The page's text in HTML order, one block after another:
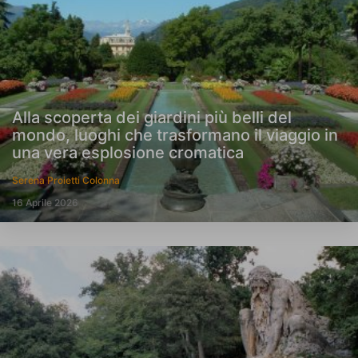
Alla scoperta dei giardini più belli del
mondo, luoghi che trasformano il viaggio in
una vera esplosione cromatica
Serena Proietti Colonna
16 Aprile 2026